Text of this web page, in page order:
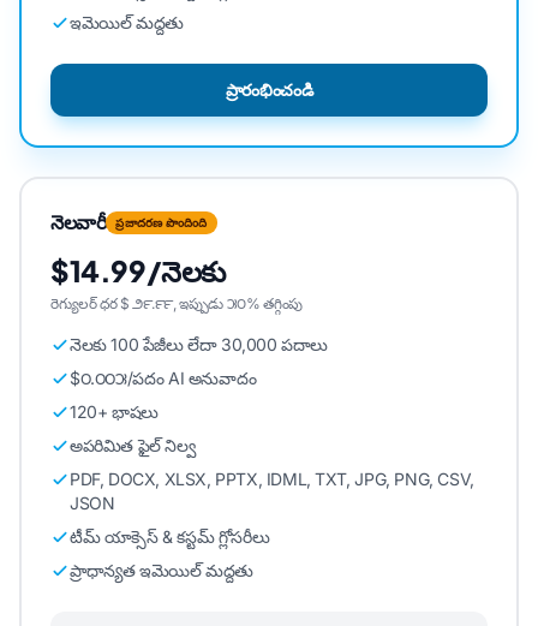
ఇమెయిల్ మద్దతు
ప్రారంభించండి
నెలవారీ ప్రజాదరణ పొందింది
$14.99/నెలకు
రెగ్యులర్ ధర $ ౨౯.౯౯, ఇప్పుడు ౫౦% తగ్గింపు
నెలకు 100 పేజీలు లేదా 30,000 పదాలు
$౦.౦౦౫/పదం AI అనువాదం
120+ భాషలు
అపరిమిత ఫైల్ నిల్వ
PDF, DOCX, XLSX, PPTX, IDML, TXT, JPG, PNG, CSV,
JSON
టీమ్ యాక్సెస్ & కస్టమ్ గ్లోసరీలు
ప్రాధాన్యత ఇమెయిల్ మద్దతు